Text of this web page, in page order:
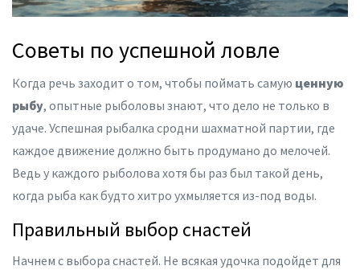
Советы по успешной ловле
Когда речь заходит о том, чтобы поймать самую ценную
рыбу, опытные рыболовы знают, что дело не только в
удаче. Успешная рыбалка сродни шахматной партии, где
каждое движение должно быть продумано до мелочей.
Ведь у каждого рыболова хотя бы раз был такой день,
когда рыба как будто хитро ухмыляется из-под воды.
Правильный выбор снастей
Начнем с выбора снастей. Не всякая удочка подойдет для